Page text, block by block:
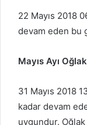
22 Mayıs 2018
devam eden bu
Mayıs Ayı
31 Mayıs 2018
kadar devam
uygundur.